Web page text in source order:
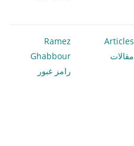
Articles
مقالات
Ramez
Ghabbour
رامز غبور